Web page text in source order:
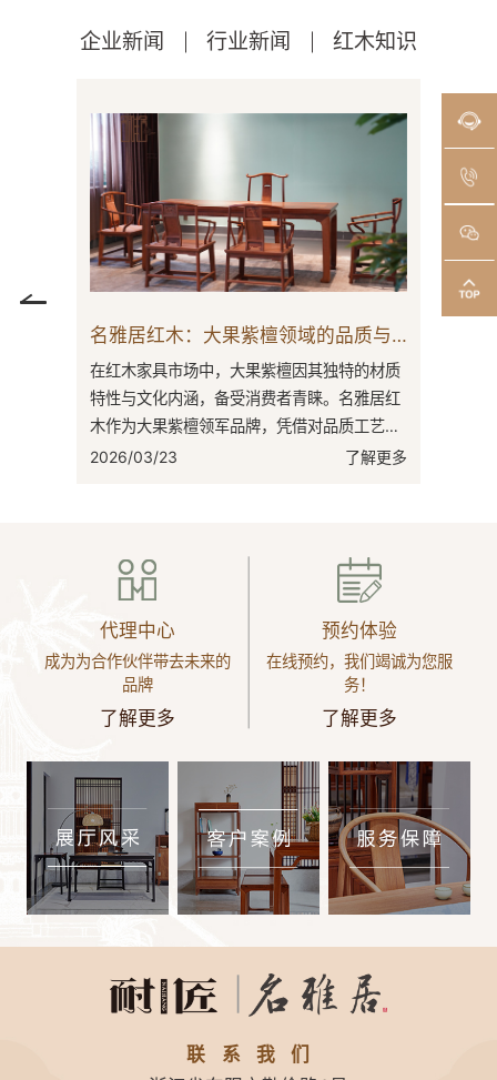
企业新闻 行业新闻 红木知识
名雅居红木：以缅甸花梨解锁理想家居密码
在如今的红木家具市场中，缅甸花梨凭借自身
特性成为消费者目光聚焦之处，名雅居红木精
准锁定这一材质，凭借专业实力为消费者构筑
理想家居。缅甸花梨，学名为大果紫檀。其
2026/04/11 了解更多
代理中心
成为为合作伙伴带去未来的
品牌
了解更多
预约体验
在线预约，我们竭诚为您服
务！
了解更多
联系我们